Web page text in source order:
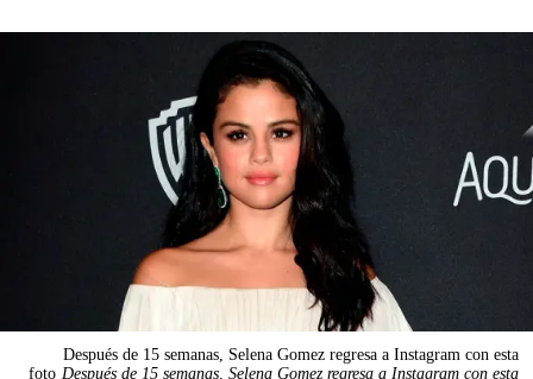
Después de 15 semanas, Selena Gomez regresa a Instagram con esta
foto Después de 15 semanas, Selena Gomez regresa a Instagram con esta